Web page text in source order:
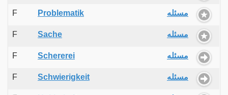
F Problematik مسئله
F Sache مسئله
F Schererei مسئله
F Schwierigkeit مسئله